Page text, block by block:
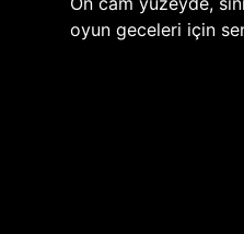
oyun geceleri için